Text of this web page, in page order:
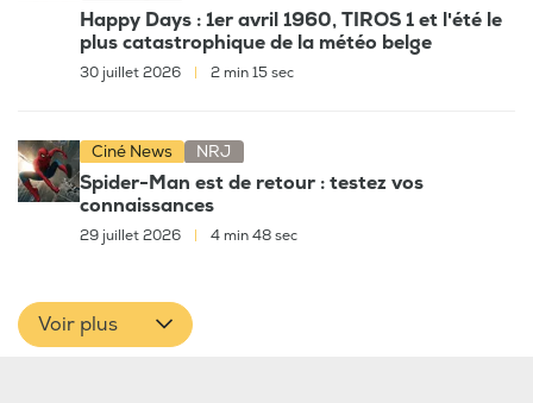
Happy Days : 1er avril 1960, TIROS 1 et l'été le
plus catastrophique de la météo belge
30 juillet 2026 | 2 min 15 sec
Ciné News NRJ
Spider-Man est de retour : testez vos
connaissances
29 juillet 2026 4 min 48 sec
Voir plus